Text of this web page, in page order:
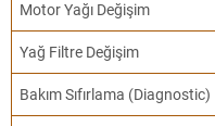
Motor Yağı Değişim
Yağ Filtre Değişim
Bakım Sıfırlama (Diagnostic)